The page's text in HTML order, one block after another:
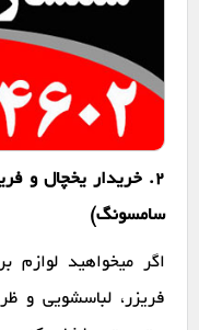
2. خریدار یخچال و
سامسونگ)
اگر میخواهید لوازم
فریزر، لباسشویی و